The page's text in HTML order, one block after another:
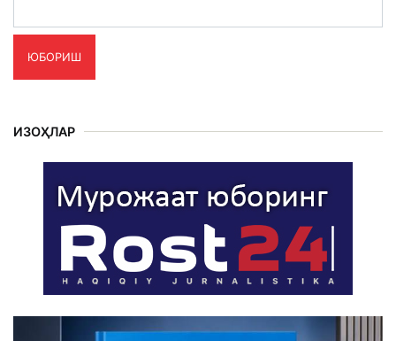
ЮБОРИШ
ИЗОҲЛАР